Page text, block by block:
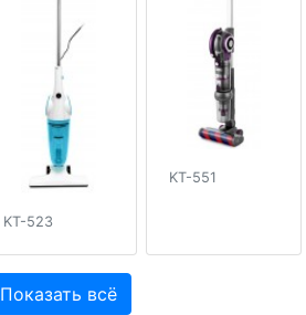
KT-523
KT-551
Показать всё